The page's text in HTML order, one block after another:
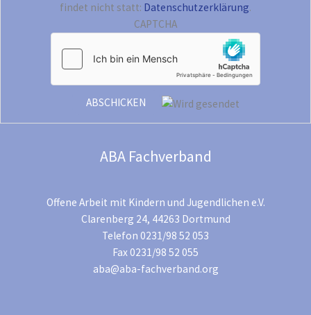
findet nicht statt: Datenschutzerklärung.
CAPTCHA
ABA Fachverband
Offene Arbeit mit Kindern und Jugendlichen e.V.
Clarenberg 24, 44263 Dortmund
Telefon 0231/98 52 053
Fax 0231/98 52 055
aba@aba-fachverband.org